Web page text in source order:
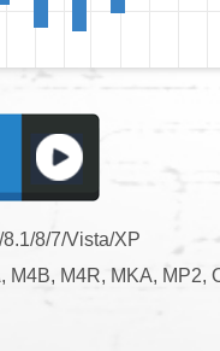
8/7/Vista/XP
M4R, MKA, MP2,